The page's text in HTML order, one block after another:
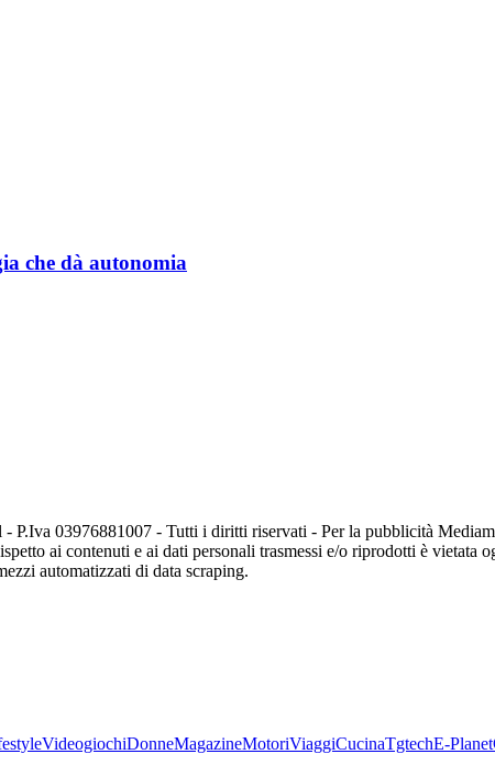
che dà autonomia
P.Iva 03976881007 - Tutti i diritti riservati - Per la pubblicità
ai contenuti e ai dati personali trasmessi e/o riprodotti è vietata
automatizzati di data scraping.
VideogiochiDonneMagazineMotoriViaggiCucinaTgtechE-Planet